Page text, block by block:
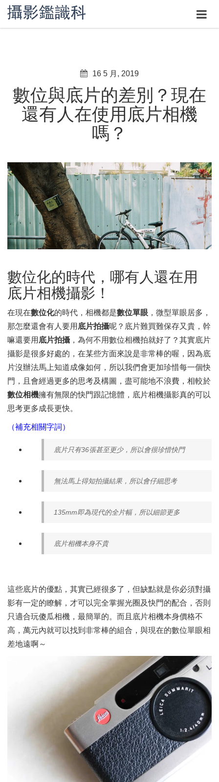
16 5 月, 2019
數位與底片的差別？現在
還有人在使用底片相機
嗎？
數位化的時代，哪有人還在用
底片相機攝影！
在現在數位化的時代，相機都是數位單眼 ，微型單眼居多，
那怎麼還會有人要用 底片拍攝呢？底片難買難保存又貴，幹
嘛還要用 底片拍攝 ，為何不用數位相機拍就好了？其實底片
攝影是很多好處的，在某些方面來說是非常棒的喔，因為底
片沒辦法馬上知道成像如何，所以我們會更加珍惜每一個快
門，且會經過更多的思考及構圖，盡可能地不浪費，相較於
數位相機擁有無限的快門跟記憶體，底片相機攝影真的可以
思考更多成長更快。
（補充相關字詞）
底片只有36張甚至更少，所以會很珍惜快門
無法馬上得知拍攝結果，所以會仔細思考
135mm即為現代的全片幅，所以細節更多
底片相機本身不貴
這些底片的優點，其實已經很多了，但缺點就是你必須對攝
影有一定的瞭解，才可以完全掌握光圈及快門的配合，否則
只適合玩傻瓜相機，最簡單的。而且底片相機本身價格不
高，萬元內就可以找到非常棒的組合，與現在的數位單眼相
差地遠啊～